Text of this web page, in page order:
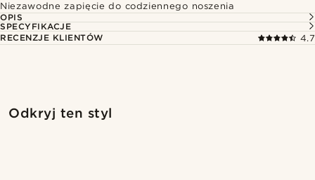
Niezawodne zapięcie do codziennego noszenia
OPIS
SPECYFIKACJE
RECENZJE KLIENTÓW
4.7
Odkryj ten styl